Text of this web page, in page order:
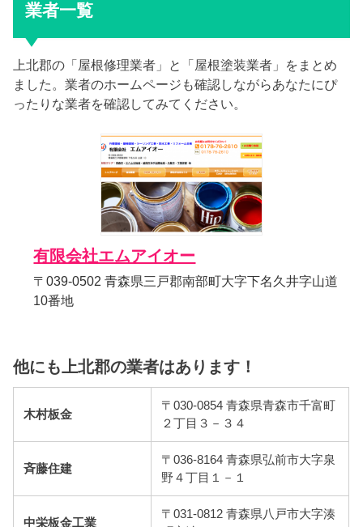
業者一覧
上北郡の「屋根修理業者」と「屋根塗装業者」をまとめ
ました。業者のホームページも確認しながらあなたにぴ
ったりな業者を確認してみてください。
有限会社エムアイオー
〒039-0502 青森県三戸郡南部町大字下名久井字山道
10番地
他にも上北郡の業者はあります！
木村板金
〒030-0854 青森県青森市千富町
２丁目３－３４
斉藤住建
〒036-8164 青森県弘前市大字泉
野４丁目１－１
中栄板金工業
〒031-0812 青森県八戸市大字湊